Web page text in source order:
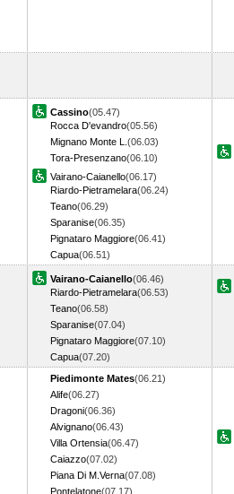
Cassino(05.47)
Rocca D'evandro(05.56)
Mignano Monte L. (06.03)
Tora-Presenzano(06.10)
Vairano-Caianello(06.17)
Riardo-Pietramelara(06.24)
Teano(06.29)
Sparanise(06.35)
Pignataro Maggiore(06.41)
Capua(06.51)
Vairano-Caianello(06.46)
Riardo-Pietramelara(06.53)
Teano(06.58)
Sparanise(07.04)
Pignataro Maggiore(07.10)
Capua(07.20)
Piedimonte Mates(06.21)
Alife(06.27)
Dragoni(06.36)
Alvignano(06.43)
Villa Ortensia(06.47)
Caiazzo(07.02)
Piana Di M.Verna(07.08)
Pontelatone(07.17)